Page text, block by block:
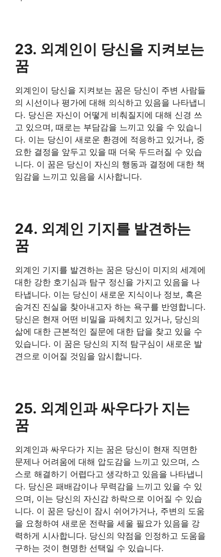
23. 외계인이 당신을 지켜보는
꿈
외계인이 당신을 지켜보는 꿈은 당신이 주변 사람들
의 시선이나 평가에 대해 의식하고 있음을 나타냅니
다. 당신은 자신이 어떻게 비춰질지에 대해 신경 쓰
고 있으며, 때로는 부담감을 느끼고 있을 수 있습니
다. 이는 당신이 새로운 환경에 적응하고 있거나, 중
요한 결정을 앞두고 있을 때 더욱 두드러질 수 있습
니다. 이 꿈은 당신이 자신의 행동과 결정에 대한 책
임감을 느끼고 있음을 시사합니다.
24. 외계인 기지를 발견하는
꿈
외계인 기지를 발견하는 꿈은 당신이 미지의 세계에
대한 강한 호기심과 탐구 정신을 가지고 있음을 나
타냅니다. 이는 당신이 새로운 지식이나 정보, 혹은
숨겨진 진실을 찾아내고자 하는 욕구를 반영합니다.
당신은 현재 어떤 비밀을 파헤치고 있거나, 당신의
삶에 대한 근본적인 질문에 대한 답을 찾고 있을 수
있습니다. 이 꿈은 당신의 지적 탐구심이 새로운 발
견으로 이어질 것임을 암시합니다.
25. 외계인과 싸우다가 지는
꿈
외계인과 싸우다가 지는 꿈은 당신이 현재 직면한
문제나 어려움에 대해 압도감을 느끼고 있으며, 스
스로 해결하기 어렵다고 생각하고 있음을 나타냅니
다. 당신은 패배감이나 무력감을 느끼고 있을 수 있
으며, 이는 당신의 자신감 하락으로 이어질 수 있습
니다. 이 꿈은 당신이 잠시 쉬어가거나, 주변의 도움
을 요청하여 새로운 전략을 세울 필요가 있음을 강
력하게 시사합니다. 당신의 약점을 인정하고 도움을
구하는 것이 현명한 선택일 수 있습니다.